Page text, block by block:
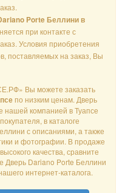
Porte Беллини в
при контакте с
Условия приобретения
поставляемых на заказ, Вы
Вы можете заказать
по низким ценам. Дверь
нашей компанией в Туапсе
в каталоге
с описаниями, а также
и фотографии. В продаже
качества, сравните
Дверь Dariano Porte Беллини
интернет-каталога.